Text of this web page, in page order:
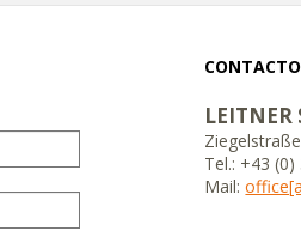
CONTACTO
LEITNER
Tel.: +43
Mail: